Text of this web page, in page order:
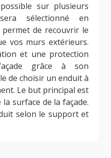
sur plusieurs
sélectionné en
de recouvrir le
vos murs extérieurs.
et une protection
grâce à son
de choisir un enduit à
Le but principal est
surface de la façade.
selon le support et